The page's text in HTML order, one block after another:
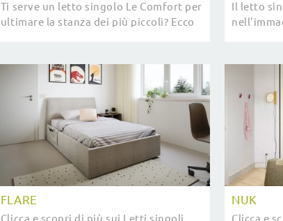
Ti serve un letto singolo Le Comfort per
ultimare la stanza dei più piccoli? Ecco
Il letto
FLARE
Clicca e scopri di più sui Letti singoli
NUK
Clicca e